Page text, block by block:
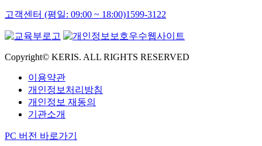
고객센터 (평일: 09:00 ~ 18:00)1599-3122
Copyright© KERIS. ALL RIGHTS RESERVED
이용약관
개인정보처리방침
개인정보 재동의
기관소개
PC 버전 바로가기